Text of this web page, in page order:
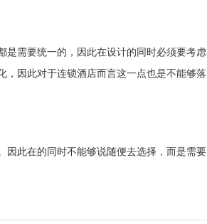
需要统一的，因此在设计的同时必须要考虑
，因此对于连锁酒店而言这一点也是不能够落
。因此在的同时不能够说随便去选择，而是需要